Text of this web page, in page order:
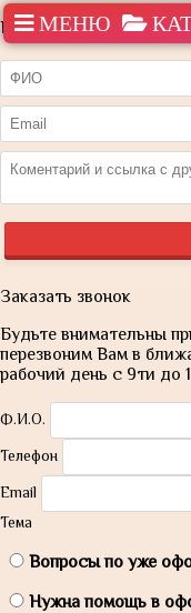
Нашли дешевле?
Заказать звонок
Будьте внимательны
перезвоним Вам в
рабочий день с 9ти до
Ф.И.О.
Телефон
Email
Тема
Вопросы по уже
Нужна помощь в
МЕНЮ